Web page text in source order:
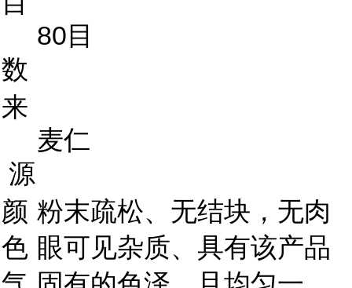
数
80目
来
源
麦仁
颜
色
粉末疏松、无结块，无肉
眼可见杂质、具有该产品